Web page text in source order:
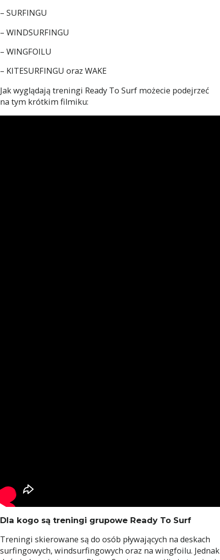
– SURFINGU
– WINDSURFINGU
– WINGFOILU
– KITESURFINGU oraz WAKE
Jak wyglądają treningi Ready To Surf możecie podejrzeć
na tym krótkim filmiku:
Dla kogo są treningi grupowe Ready To Surf
Treningi skierowane są do osób pływających na deskach
surfingowych, windsurfingowych oraz na wingfoilu. Jednak